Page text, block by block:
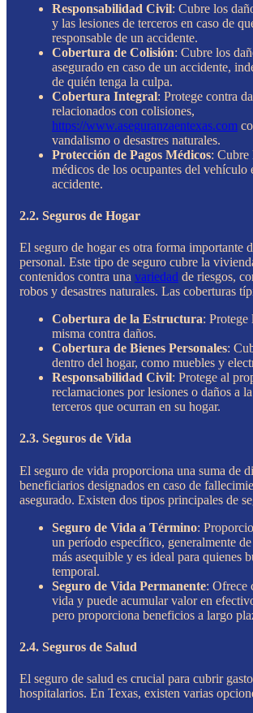
Responsabilidad Civil: Cubre los
y las lesiones de terceros en caso de
responsable de un accidente.
Cobertura de Colisión: Cubre los
asegurado en caso de un accidente,
de quién tenga la culpa.
Cobertura Integral: Protege contra
relacionados con colisiones,
https://www.aseguranzaentexas.com
vandalismo o desastres naturales.
Protección de Pagos Médicos: Cubre
médicos de los ocupantes del vehículo
accidente.
2.2. Seguros de Hogar
El seguro de hogar es otra forma importante
personal. Este tipo de seguro cubre la
contenidos contra una variedad de riesgos,
robos y desastres naturales. Las coberturas
Cobertura de la Estructura: Protege
misma contra daños.
Cobertura de Bienes Personales:
dentro del hogar, como muebles y
Responsabilidad Civil: Protege al
reclamaciones por lesiones o daños a
terceros que ocurran en su hogar.
2.3. Seguros de Vida
El seguro de vida proporciona una suma de
beneficiarios designados en caso de
asegurado. Existen dos tipos principales de
Seguro de Vida a Término:
un período específico, generalmente
más asequible y es ideal para quienes
temporal.
Seguro de Vida Permanente: Ofrece
vida y puede acumular valor en
pero proporciona beneficios a largo
2.4. Seguros de Salud
El seguro de salud es crucial para cubrir
hospitalarios. En Texas, existen varias